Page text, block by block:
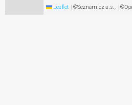
Leaflet | ©Seznam.cz a.s., |